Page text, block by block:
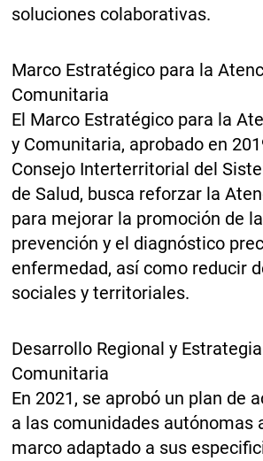
soluciones colaborativas.
Marco Estratégico para la
Comunitaria
El Marco Estratégico para la
y Comunitaria, aprobado en
Consejo Interterritorial del
de Salud, busca reforzar la
para mejorar la promoción de
prevención y el diagnóstico
enfermedad, así como reducir
sociales y territoriales.
Desarrollo Regional y
Comunitaria
En 2021, se aprobó un plan de
a las comunidades autónomas
marco adaptado a sus